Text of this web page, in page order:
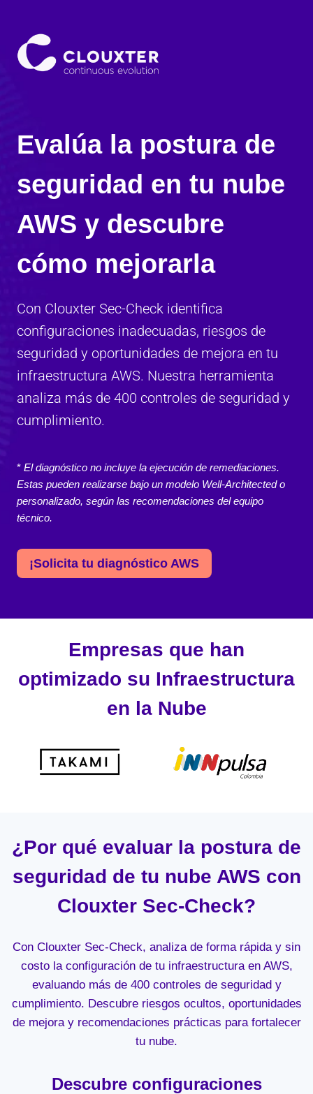
contenido
Evalúa la postura de
seguridad en tu nube
AWS y descubre
cómo mejorarla
Con Clouxter Sec-Check identifica
configuraciones inadecuadas, riesgos de
seguridad y oportunidades de mejora en tu
infraestructura AWS. Nuestra herramienta
analiza más de 400 controles de seguridad y
cumplimiento.
* El diagnóstico no incluye la ejecución de remediaciones.
Estas pueden realizarse bajo un modelo Well-Architected o
personalizado, según las recomendaciones del equipo
técnico.
¡Solicita tu diagnóstico AWS
Empresas que han
optimizado su Infraestructura
en la Nube
¿Por qué evaluar la postura de
seguridad de tu nube AWS con
Clouxter Sec-Check?
Con Clouxter Sec-Check, analiza de forma rápida y sin
costo la configuración de tu infraestructura en AWS,
evaluando más de 400 controles de seguridad y
cumplimiento. Descubre riesgos ocultos, oportunidades
de mejora y recomendaciones prácticas para fortalecer
tu nube.
Descubre configuraciones